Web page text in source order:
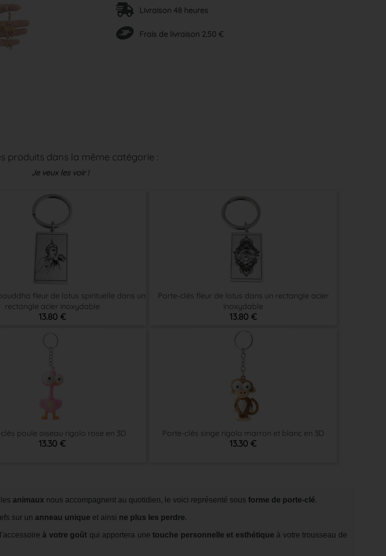
Livraison 48 heures
Frais de livraison 2.50 €
produits dans la même catégorie :
Je veux les voir !
fleur de lotus spirituelle dans un
rectangle acier inoxydable
13.80 €
Porte-clés fleur de lotus dans un rectangle acier
inoxydable
13.80 €
poule oiseau rigolo rose en 3D
13.30 €
Porte-clés singe rigolo marron et blanc en 3D
13.30 €
animaux nous accompagnent au quotidien, le voici représenté sousforme de porte-clé.
sur un anneau unique et ainsi ne plus les perdre.
à votre goût qui apportera unetouche personnelle et esthétique à votre trousseau de